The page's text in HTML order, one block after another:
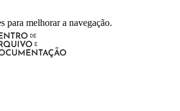
para melhorar a navegação.